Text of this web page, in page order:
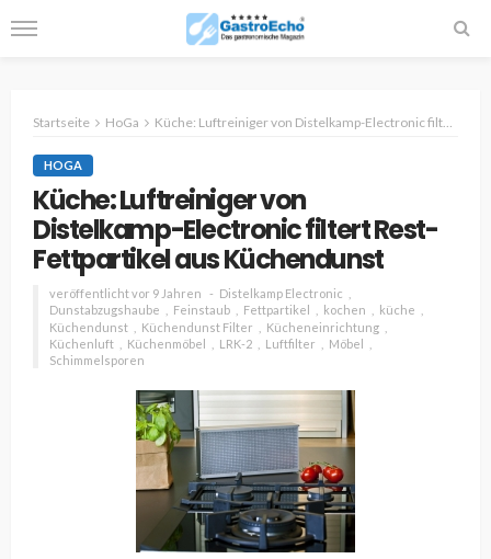
Startseite HoGa Küche: Luftreiniger von Distelkamp-Electronic filtert Rest-Fettpartikel aus Küchendunst
HOGA
Küche: Luftreiniger von
Distelkamp-Electronic filtert Rest-
Fettpartikel aus Küchendunst
veröffentlicht vor 9 Jahren
Distelkamp Electronic
Dunstabzugshaube
Feinstaub Fettpartikel kochen
küche
Küchendunst
Küchendunst Filter
Kücheneinrichtung
Küchenluft
Küchenmöbel LRK-2 Luftfilter
Möbel
Schimmelsporen